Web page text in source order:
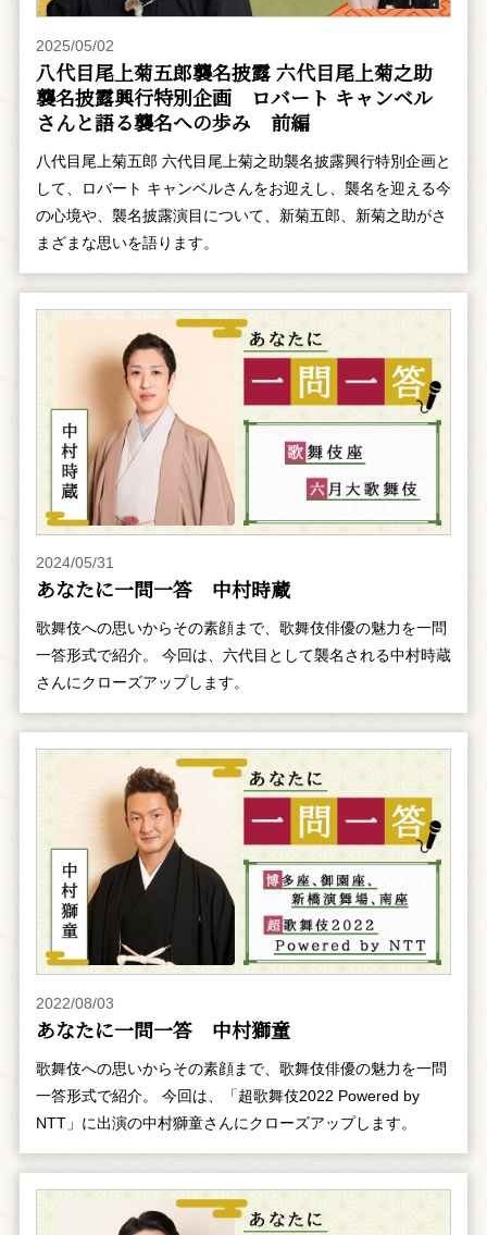
2025/05/02
八代目尾上菊五郎襲名披露 六代目尾上菊之助
襲名披露興行特別企画 ――ロバート キャンベル
さんと語る襲名への歩み 前編
八代目尾上菊五郎 六代目尾上菊之助襲名披露興行特別企画と
して、ロバート キャンベルさんをお迎えし、襲名を迎える今
の心境や、襲名披露演目について、新菊五郎、新菊之助がさ
まざまな思いを語ります。
2024/05/31
あなたに一問一答 中村時蔵
歌舞伎への思いからその素顔まで、歌舞伎俳優の魅力を一問
一答形式で紹介。 今回は、六代目として襲名される中村時蔵
さんにクローズアップします。
2022/08/03
あなたに一問一答 中村獅童
歌舞伎への思いからその素顔まで、歌舞伎俳優の魅力を一問
一答形式で紹介。 今回は、「超歌舞伎2022 Powered by
NTT」に出演の中村獅童さんにクローズアップします。